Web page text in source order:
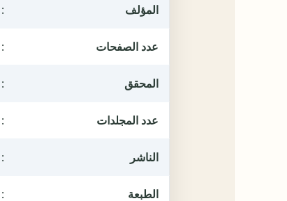
المؤلف :
عدد الصفحات :
المحقق :
عدد المجلدات :
الناشر :
الطبعة :